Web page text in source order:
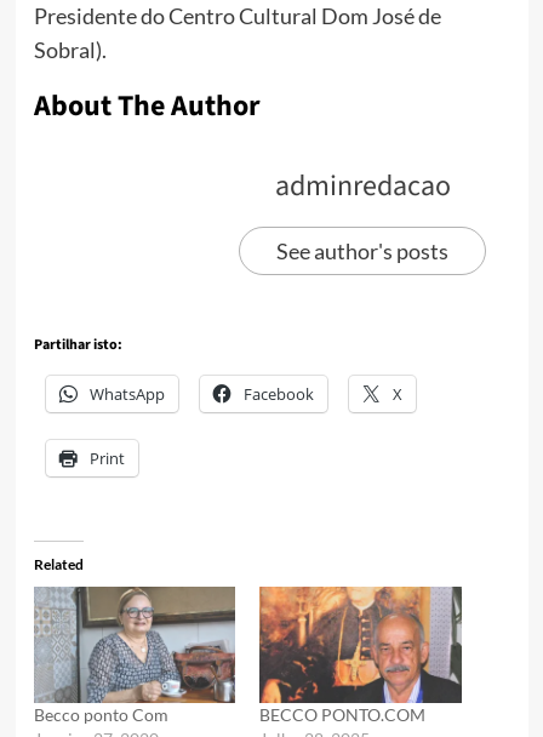
Presidente do Centro Cultural Dom José de
Sobral).
About The Author
adminredacao
See author's posts
Partilhar isto:
WhatsApp Facebook X
Print
Related
Becco ponto Com
BECCO PONTO.COM